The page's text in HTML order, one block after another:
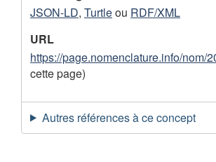
JSON-LD, Turtleou RDF/XML
URL
https://page.nomenclature.info/nom/
cette page)
Autres références à ce concept